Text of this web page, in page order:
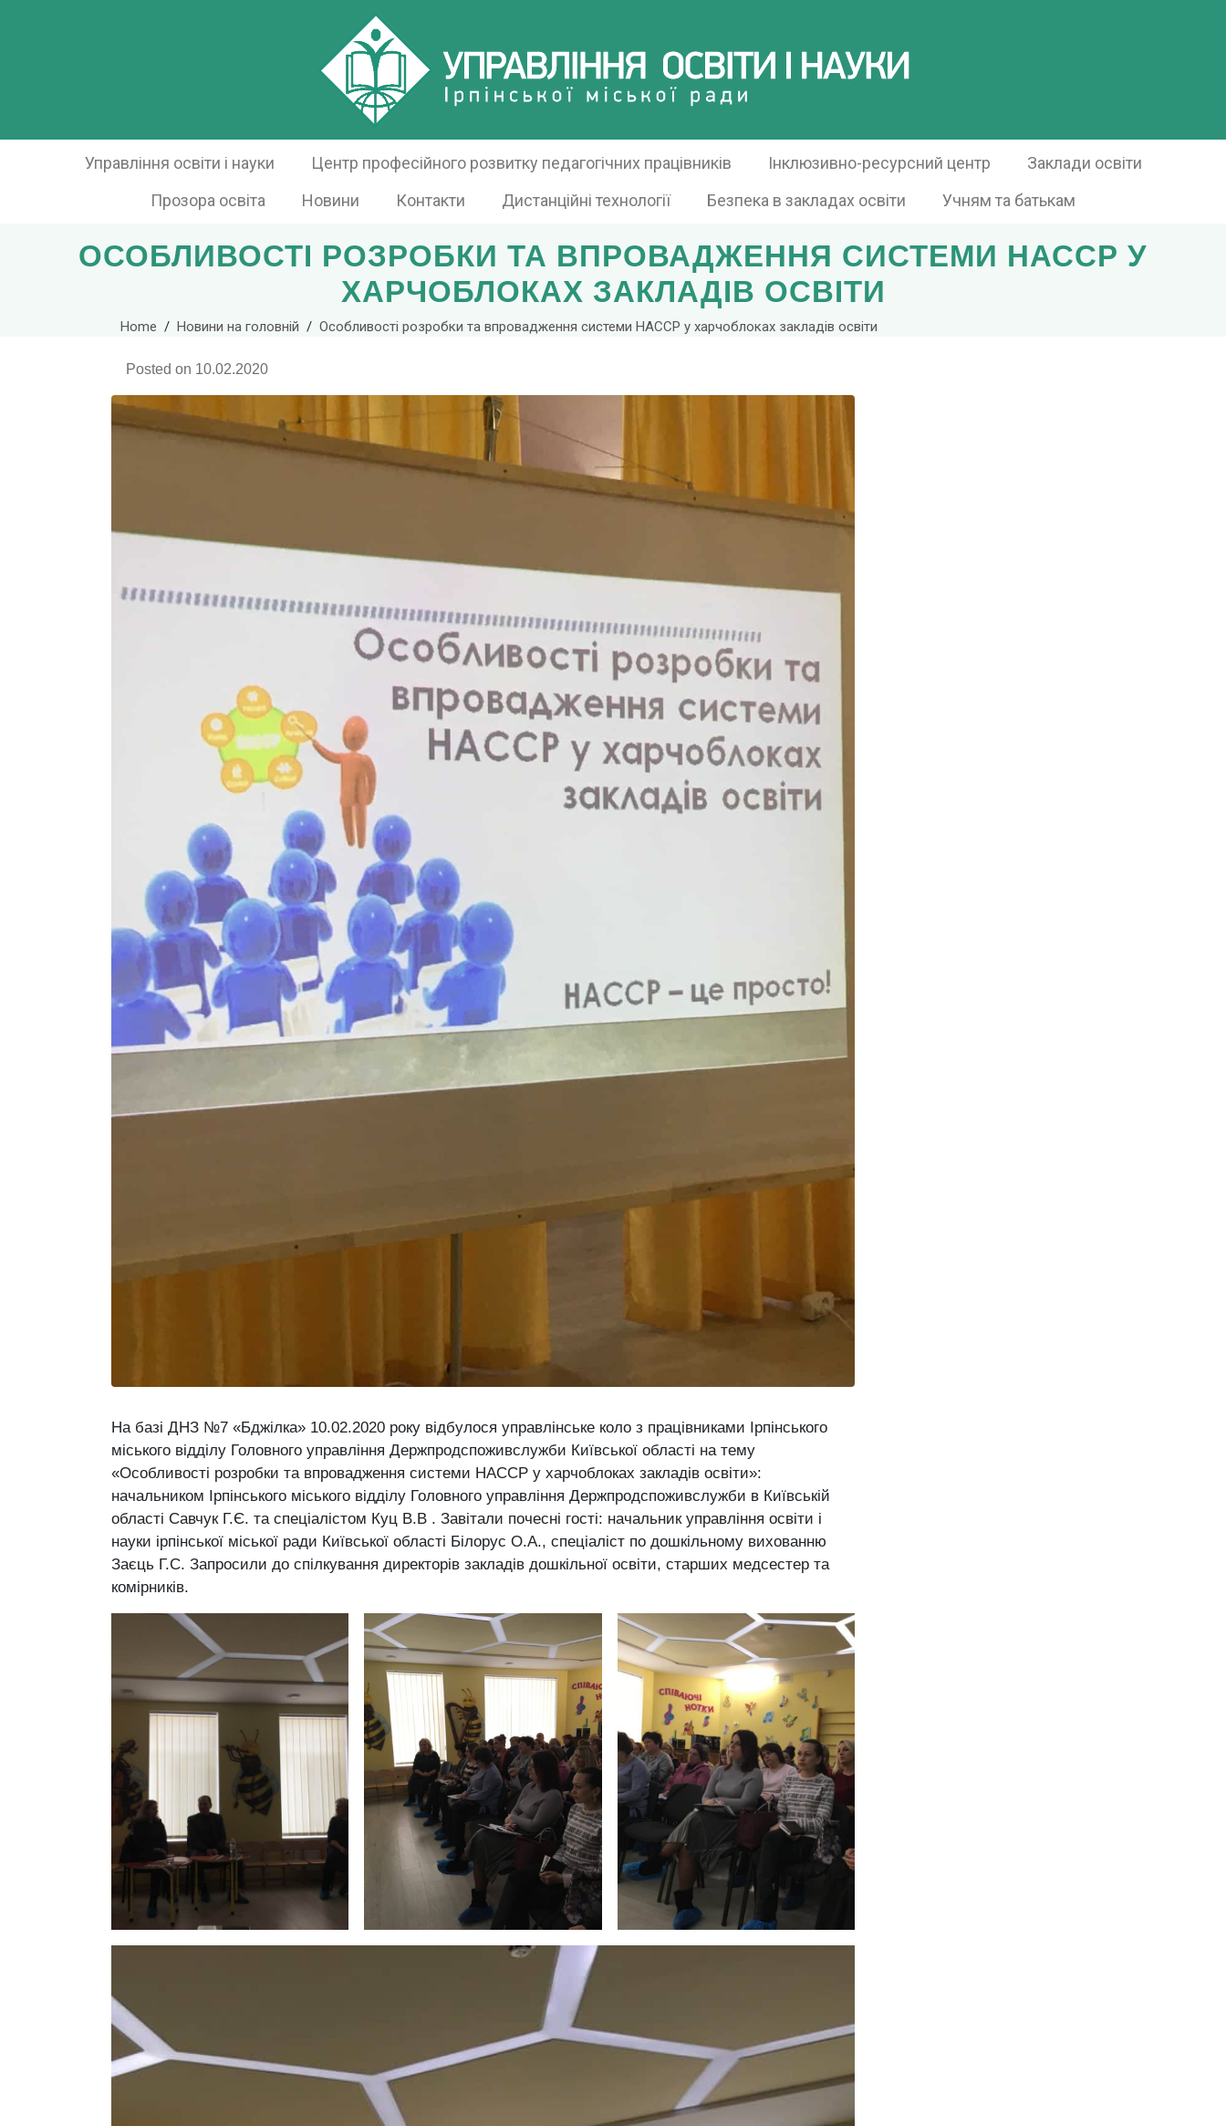
Управління освіти і науки Центр професійного розвитку педагогічних працівників Інклюзивно-ресурсний центр
Заклади освіти
Прозора освіта
Новини Контакти Дистанційні технології Безпека в закладах освіти Учням та батькам
ОСОБЛИВОСТІ РОЗРОБКИ ТА ВПРОВАДЖЕННЯ СИСТЕМИ НАССР У
ХАРЧОБЛОКАХ ЗАКЛАДІВ ОСВІТИ
Home Новини на головній Особливості розробки та впровадження системи НАССР у харчоблоках закладів освіти
Posted on 10.02.2020
На базі ДНЗ №7 «Бджілка» 10.02.2020 року відбулося управлінське коло з працівниками Ірпінського
міського відділу Головного управління Держпродспоживслужби Київської області на тему
«Особливості розробки та впровадження системи НАССР у харчоблоках закладів освіти»:
начальником Ірпінського міського відділу Головного управління Держпродспоживслужби в Київській
області Савчук Г.Є. та спеціалістом Куц В.В . Завітали почесні гості: начальник управління освіти і
науки ірпінської міської ради Київської області Білорус О.А., спеціаліст по дошкільному вихованню
Заєць Г.С. Запросили до спілкування директорів закладів дошкільної освіти, старших медсестер та
комірників.